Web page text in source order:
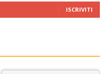
ISCRIVITI